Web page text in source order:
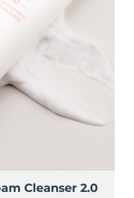
Cleanser 2.0
Cleanser 2.0